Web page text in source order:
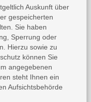
Auskunft über
gespeicherten
Sie haben
Sperrung oder
Hierzu sowie zu
können Sie
angegebenen
steht Ihnen ein
Aufsichtsbehörde